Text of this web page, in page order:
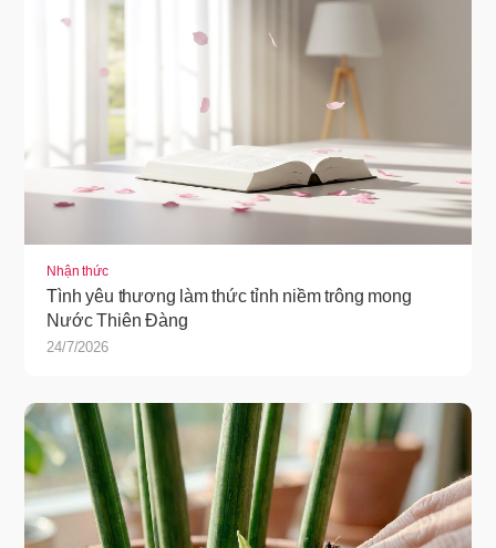
Nhận thức
Tình yêu thương làm thức tỉnh niềm trông mong
Nước Thiên Đàng
24/7/2026